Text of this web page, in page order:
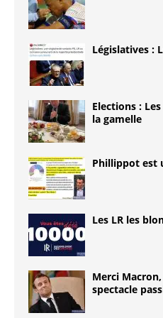
Législatives :
Elections :
la gamelle
Phillippot est
Les LR les
Merci
spectacle